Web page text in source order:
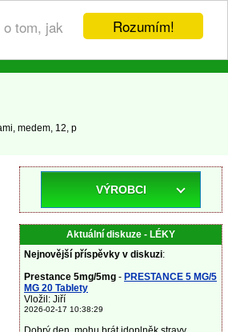
Rozumím!
tom, jak
medem, 12, p
VÝROBCI
Aktuální diskuze - LÉKY
Nejnovější příspěvky v diskuzi:
Prestance 5mg/5mg - PRESTANCE 5 MG/5
MG 20 Tablety
Vložil: Jiří
2026-02-17 10:38:29